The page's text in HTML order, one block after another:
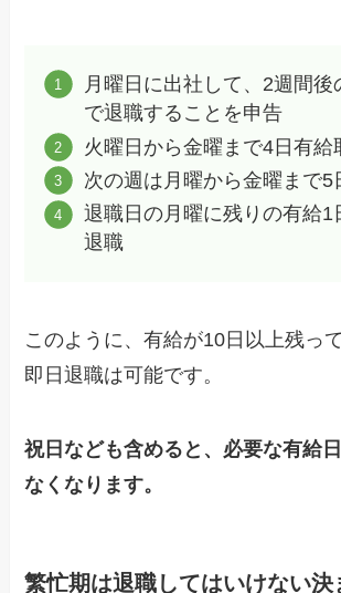
月曜日に出社して、2週間後
で退職することを申告
火曜日から金曜まで4日有給
次の週は月曜から金曜まで5
退職日の月曜に残りの有給1
退職
このように、有給が10日以上残っ
即日退職は可能です。
祝日なども含めると、必要な有給
なくなります。
繁忙期は退職してはいけない決